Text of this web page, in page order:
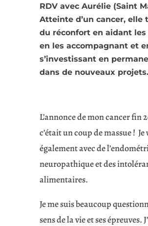
RDV avec Aurélie (Saint
Atteinte d’un cancer, elle
du réconfort en aidant les
en les accompagnant et
s’investissant en
dans de nouveaux projets.
L’annonce de mon cancer fin
c’était un coup de massue ! Je
également avec de
neuropathique et des
alimentaires.
Je me suis beaucoup
sens de la vie et ses épreuves.